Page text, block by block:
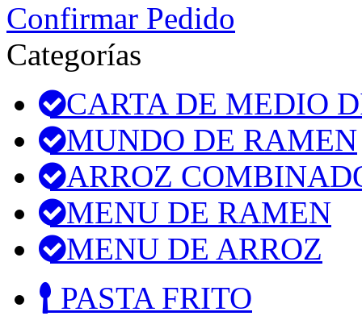
Confirmar Pedido
Categorías
CARTA DE MEDIO
MUNDO DE RAMEN
ARROZ
MENU DE RAMEN
MENU DE ARROZ
PASTA FRITO